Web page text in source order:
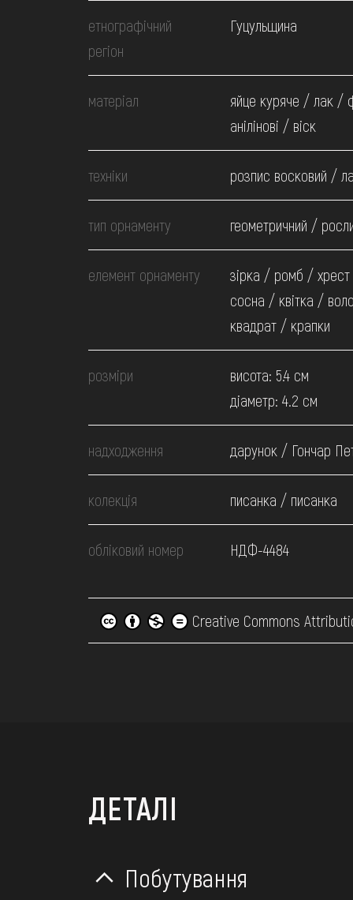
НАВЧИТИСЯ
ПОСЛУГИ
етнографічний
регіон
Гуцульщина
матеріал
яйце куряче / лак /
анілінові / віск
техніки розпис восковий /
тип орнаменту геометричний /
елемент орнаменту
зірка / ромб /
сосна / квітка /
квадрат / крапки
розміри
висота: 5.4 см
діаметр: 4.2 см
надходження дарунок / Гончар
колекція писанка / писанка
обліковий номер НДФ-4484
Creative Commons
ДЕТАЛІ
Побутування